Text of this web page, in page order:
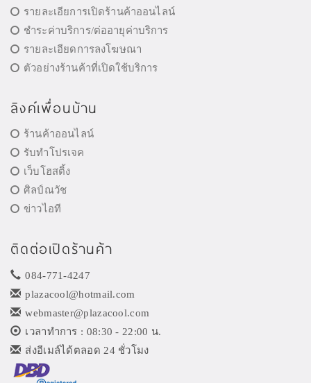
รายละเอียการเปิดร้านค้าออนไลน์
ชำระค่าบริการ/ต่ออายุค่าบริการ
รายละเอียดการลงโฆษณา
ตัวอย่างร้านค้าที่เปิดใช้บริการ
ลิงค์เพื่อนบ้าน
ร้านค้าออนไลน์
รับทำโปรเจค
เว็บโฮสติ้ง
ศิลป์ณวัช
ข่าวไอที
ติดต่อเปิดร้านค้า
084-771-4247
plazacool@hotmail.com
webmaster@plazacool.com
เวลาทำการ : 08:30 - 22:00 น.
ส่งอีเมล์ได้ตลอด 24 ชั่วโมง